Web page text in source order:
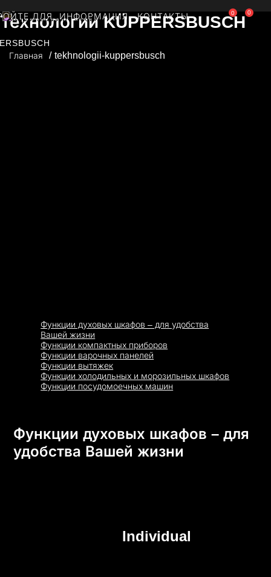
ДЛЯ ИНФОРМАЦИЯ КОНТАКТЫ 0 0
Главная tekhnologii-kuppersbusch
Технологии KÜPPERSBUSCH
Функции духовых шкафов – для удобства
Вашей жизни
Функции компактных приборов
Функции варочных панелей
Функции вытяжек
Функции холодильных и морозильных шкафов
Функции посудомоечных машин
Функции духовых шкафов – для
удобства Вашей жизни
Individual